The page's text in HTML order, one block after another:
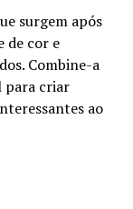
surgem após
de cor e
Combine-a
para criar
ao